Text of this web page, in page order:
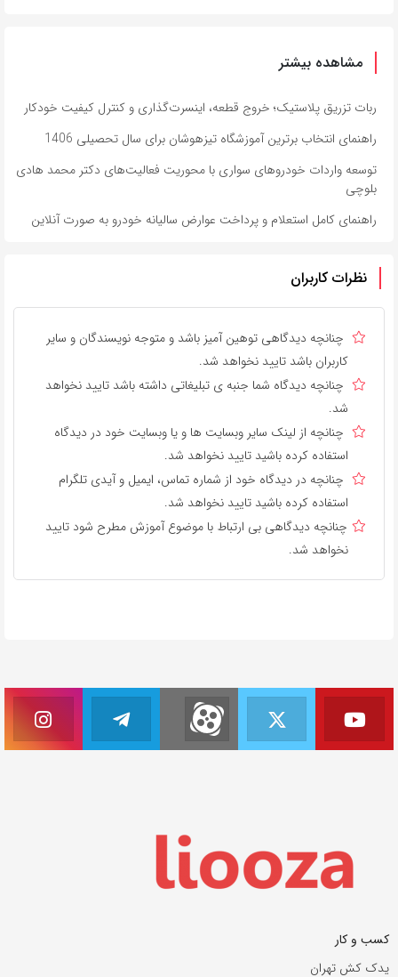
مشاهده بیشتر
ربات تزریق پلاستیک؛ خروج قطعه، اینسرت‌گذاری و کنترل کیفیت خودکار
راهنمای انتخاب برترین آموزشگاه تیزهوشان برای سال تحصیلی 1406
توسعه واردات خودروهای سواری با محوریت فعالیت‌های دکتر محمد هادی
بلوچی
راهنمای کامل استعلام و پرداخت عوارض سالیانه خودرو به صورت آنلاین
نظرات کاربران
چنانچه دیدگاهی توهین آمیز باشد و متوجه نویسندگان و سایر
کاربران باشد تایید نخواهد شد.
چنانچه دیدگاه شما جنبه ی تبلیغاتی داشته باشد تایید نخواهد
شد.
چنانچه از لینک سایر وبسایت ها و یا وبسایت خود در دیدگاه
استفاده کرده باشید تایید نخواهد شد.
چنانچه در دیدگاه خود از شماره تماس، ایمیل و آیدی تلگرام
استفاده کرده باشید تایید نخواهد شد.
چنانچه دیدگاهی بی ارتباط با موضوع آموزش مطرح شود تایید
نخواهد شد.
کسب و کار
یدک کش تهران